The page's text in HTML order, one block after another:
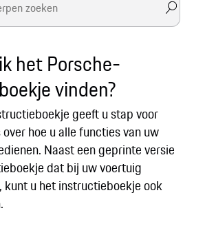
het Porsche-
vinden?
geeft u stap voor
hoe u alle functies van uw
Naast een geprinte versie
dat bij uw voertuig
u het instructieboekje ook